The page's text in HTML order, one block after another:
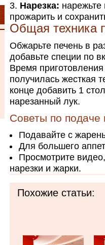
Нарезка:
прожарить и
Общая техника
Обжарьте печень в
добавьте специи по
Время
получилась жесткая
конце добавить 1
нарезанный лук.
Советы по подаче
Подавайте с
Для большего
Просмотрите
нарезки и жарки.
Похожие статьи: